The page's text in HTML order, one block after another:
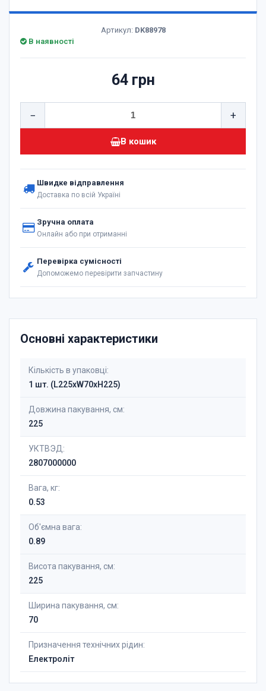
Артикул: DK88978
В наявності
64 грн
− +
В кошик
Швидке відправлення
Доставка по всій Україні
Зручна оплата
Онлайн або при отриманні
Перевірка сумісності
Допоможемо перевірити запчастину
Основні характеристики
Кількість в упаковці:
1 шт. (L225xW70xH225)
Довжина пакування, см:
225
УКТВЭД:
2807000000
Вага, кг:
0.53
Об'ємна вага:
0.89
Висота пакування, см:
225
Ширина пакування, см:
70
Призначення технічних рідин:
Електроліт